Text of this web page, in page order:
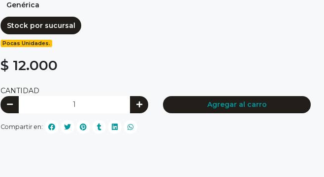
Genérica
Stock por sucursal
Pocas Unidades.
$ 12.000
CANTIDAD
Agregar al carro
Compartir en: